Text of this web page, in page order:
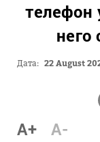
телефон
него
Дата: 22 August
A+ A-